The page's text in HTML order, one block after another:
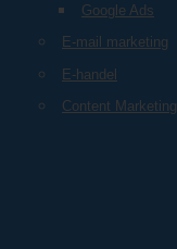
Google Ads
E-mail marketing
E-handel
Content Marketing